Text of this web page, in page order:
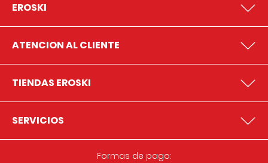
EROSKI
ATENCION AL CLIENTE
TIENDAS EROSKI
SERVICIOS
Formas de pago: